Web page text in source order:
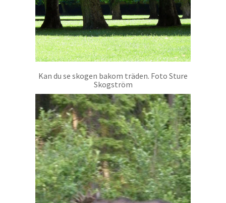
Kan du se skogen bakom träden. Foto Sture
Skogström